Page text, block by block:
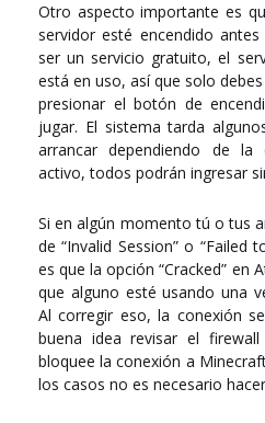
Otro aspecto importante es
servidor esté encendido
ser un servicio gratuito, el
está en uso, así que solo
presionar el botón de
jugar. El sistema tarda
arrancar dependiendo de
activo, todos podrán ingresar
Si en algún momento tú o tus
de “Invalid Session” o “Failed
es que la opción “Cracked” en
que alguno esté usando una
Al corregir eso, la conexión
buena idea revisar el
bloquee la conexión a
los casos no es necesario